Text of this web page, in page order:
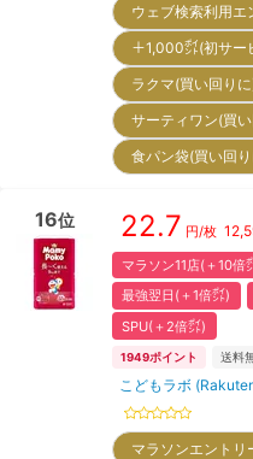
ウェブ検索利用
＋1,000㌽(初サ
ラクマ(買い回り
サーティワン(買
食パン袋(買い回
16位 22.7 円/枚
マラソン11店(＋10倍
最強翌日(＋1倍㌽)
SPU(＋2倍㌽)
1949ポイント 送料
こどもラボ
マラソンエント